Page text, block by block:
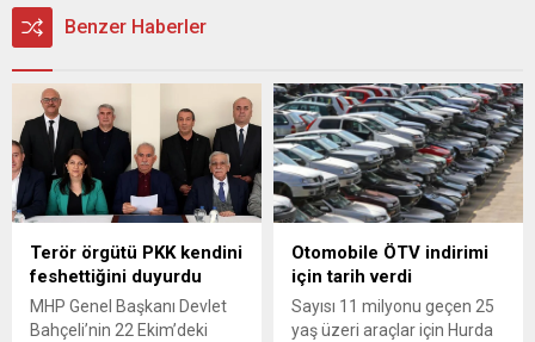
Benzer Haberler
Terör örgütü PKK kendini
feshettiğini duyurdu
MHP Genel Başkanı Devlet
Bahçeli’nin 22 Ekim’deki
Otomobile ÖTV indirimi
için tarih verdi
Sayısı 11 milyonu geçen 25
yaş üzeri araçlar için Hurda